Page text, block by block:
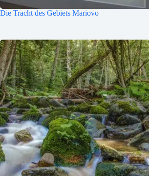
Die Tracht des Gebiets Mariovo